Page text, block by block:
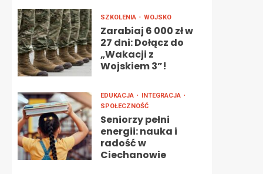
SZKOLENIA WOJSKO
Zarabiaj 6 000 zł w
27 dni: Dołącz do
„Wakacji z
Wojskiem 3”!
EDUKACJA
INTEGRACJA
SPOŁECZNOŚĆ
Seniorzy pełni
energii: nauka i
radość w
Ciechanowie